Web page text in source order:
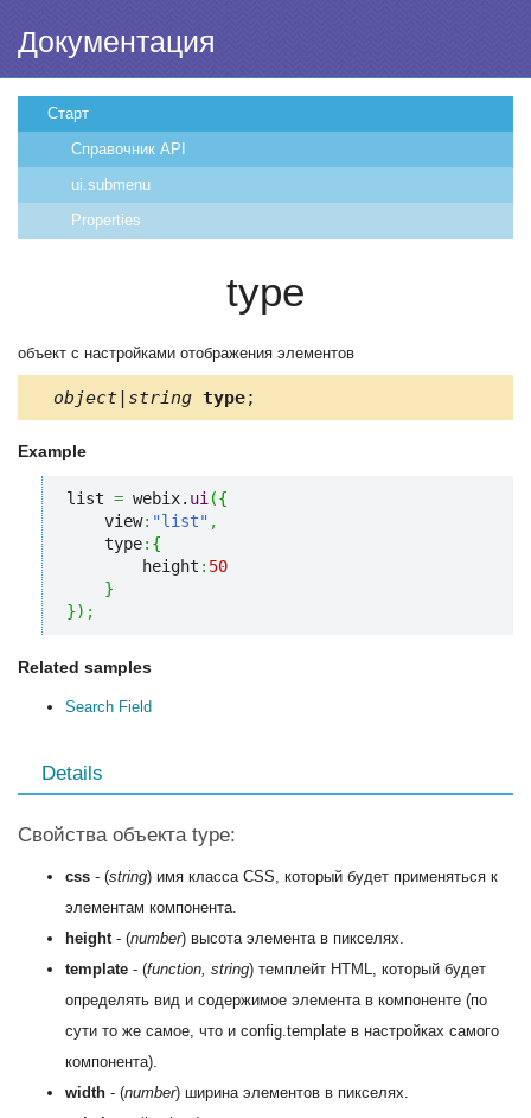
Документация
Старт
Справочник API
ui.submenu
Properties
type
объект с настройками отображения элементов
object|string type;
Example
list = webix. ui ({
    view
: "list" ,
    type
: {
        height
: 50
}
}) ;
Related samples
Search Field
Details
Свойства объекта type:
css - (string) имя класса CSS, который будет применяться к
элементам компонента.
height- (number) высота элемента в пикселях.
template - (function, string) темплейт HTML, который будет
определять вид и содержимое элемента в компоненте (по
сути то же самое, что и config.template в настройках самого
компонента).
width - (number) ширина элементов в пикселях.